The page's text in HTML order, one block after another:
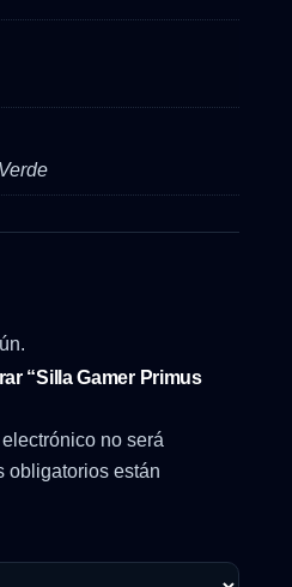
“Silla Gamer Primus
no será
obligatorios están